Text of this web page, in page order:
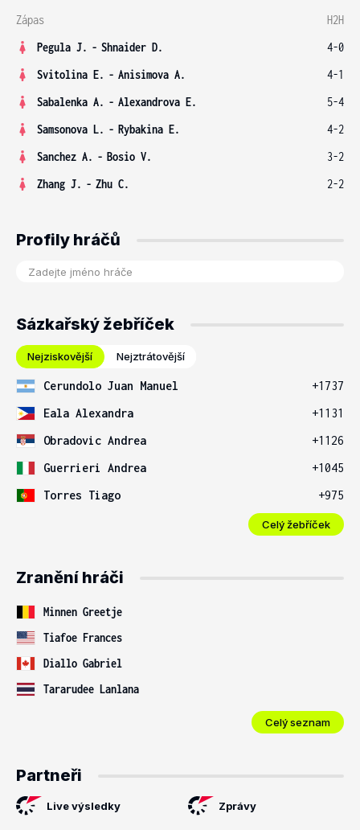
Zápas
H2H
Pegula J. - Shnaider D.
4-0
Svitolina E. - Anisimova A.
4-1
Sabalenka A. - Alexandrova E.
5-4
Samsonova L. - Rybakina E.
4-2
Sanchez A. - Bosio V.
3-2
Zhang J. - Zhu C. 2-2
Profily hráčů
Sázkařský žebříček
Nejziskovější Nejztrátovější
Cerundolo Juan Manuel
+1737
Eala Alexandra
+1131
Obradovic Andrea
+1126
Guerrieri Andrea
+1045
Torres Tiago
+975
Celý žebříček
Zranění hráči
Minnen Greetje
Tiafoe Frances
Diallo Gabriel
Tararudee Lanlana
Celý seznam
Partneři
Live výsledky Zprávy